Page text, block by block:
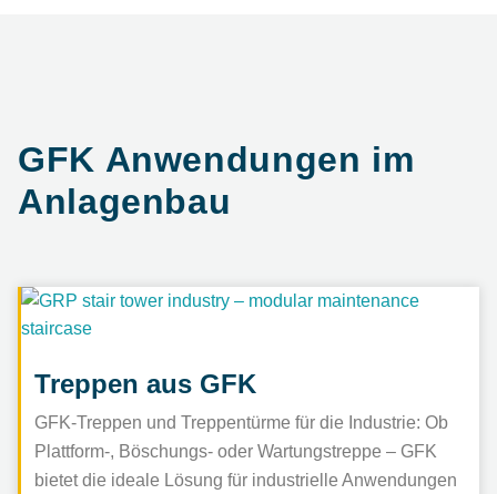
GFK Anwendungen im
Anlagenbau
Treppen aus GFK
GFK-Treppen und Treppentürme für die Industrie: Ob
Plattform-, Böschungs- oder Wartungstreppe – GFK
bietet die ideale Lösung für industrielle Anwendungen